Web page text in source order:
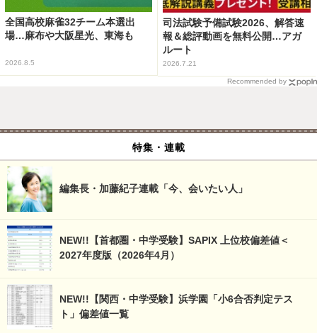
全国高校麻雀32チーム本選出
場…麻布や大阪星光、東海も
2026.8.5
司法試験予備試験2026、解答速
報＆総評動画を無料公開…アガ
ルート
2026.7.21
Recommended by
特集・連載
編集長・加藤紀子連載「今、会いたい人」
NEW!!【首都圏・中学受験】SAPIX 上位校偏差値＜
2027年度版（2026年4月）
NEW!!【関西・中学受験】浜学園「小6合否判定テス
ト」偏差値一覧